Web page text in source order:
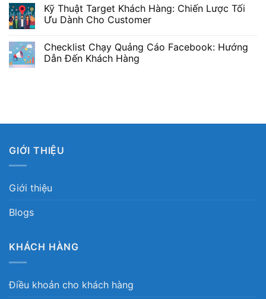
Kỹ Thuật Target Khách Hàng: Chiến Lược Tối
Ưu Dành Cho Customer
Checklist Chạy Quảng Cáo Facebook: Hướng
Dẫn Đến Khách Hàng
GIỚI THIỆU
Giới thiệu
Blogs
KHÁCH HÀNG
Điều khoản cho khách hàng